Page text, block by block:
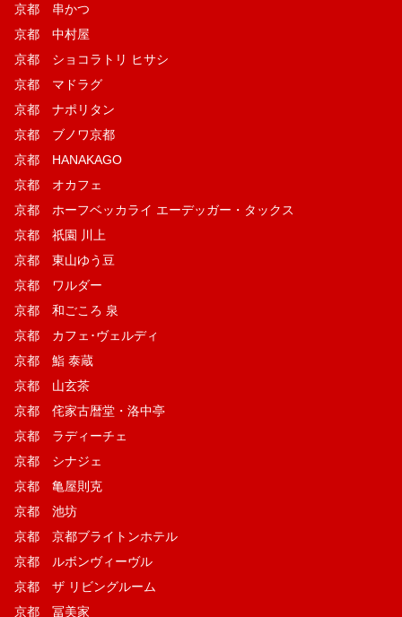
京都 串かつ
京都 中村屋
京都 ショコラトリ ヒサシ
京都 マドラグ
京都 ナポリタン
京都 ブノワ京都
京都 HANAKAGO
京都 オカフェ
京都 ホーフベッカライ エーデッガー・タックス
京都 祇園 川上
京都 東山ゆう豆
京都 ワルダー
京都 和ごころ 泉
京都 カフェ･ヴェルディ
京都 鮨 泰蔵
京都 山玄茶
京都 侘家古暦堂・洛中亭
京都 ラディーチェ
京都 シナジェ
京都 亀屋則克
京都 池坊
京都 京都ブライトンホテル
京都 ルボンヴィーヴル
京都 ザ リビングルーム
京都 冨美家